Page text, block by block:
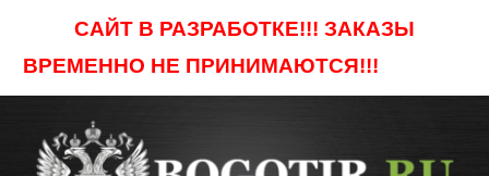
САЙТ В РАЗРАБОТКЕ!!! ЗАКАЗЫ
ВРЕМЕННО НЕ ПРИНИМАЮТСЯ!!!
content